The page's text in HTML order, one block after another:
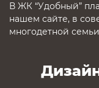
В ЖК “Удобный”
нашем сайте, в
многодетной